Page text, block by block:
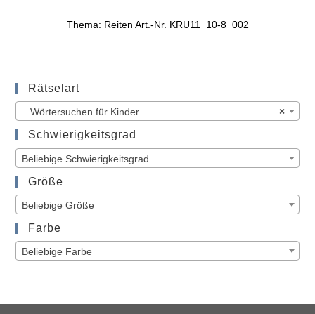
Thema: Reiten Art.-Nr. KRU11_10-8_002
Rätselart
×
Wörtersuchen für Kinder
Schwierigkeitsgrad
Beliebige Schwierigkeitsgrad
Größe
Beliebige Größe
Farbe
Beliebige Farbe